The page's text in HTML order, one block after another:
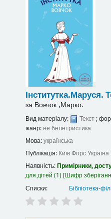
Інститутка.Маруся.
за Вовчок ,Марко.
Вид матеріалу: Текст;
жанр: не белетристика
Мова:українська
Публікація: КиївФорс Україна
Наявність:Примірники,
для дітей (1) Шифр
Списки:
Бібліотека-